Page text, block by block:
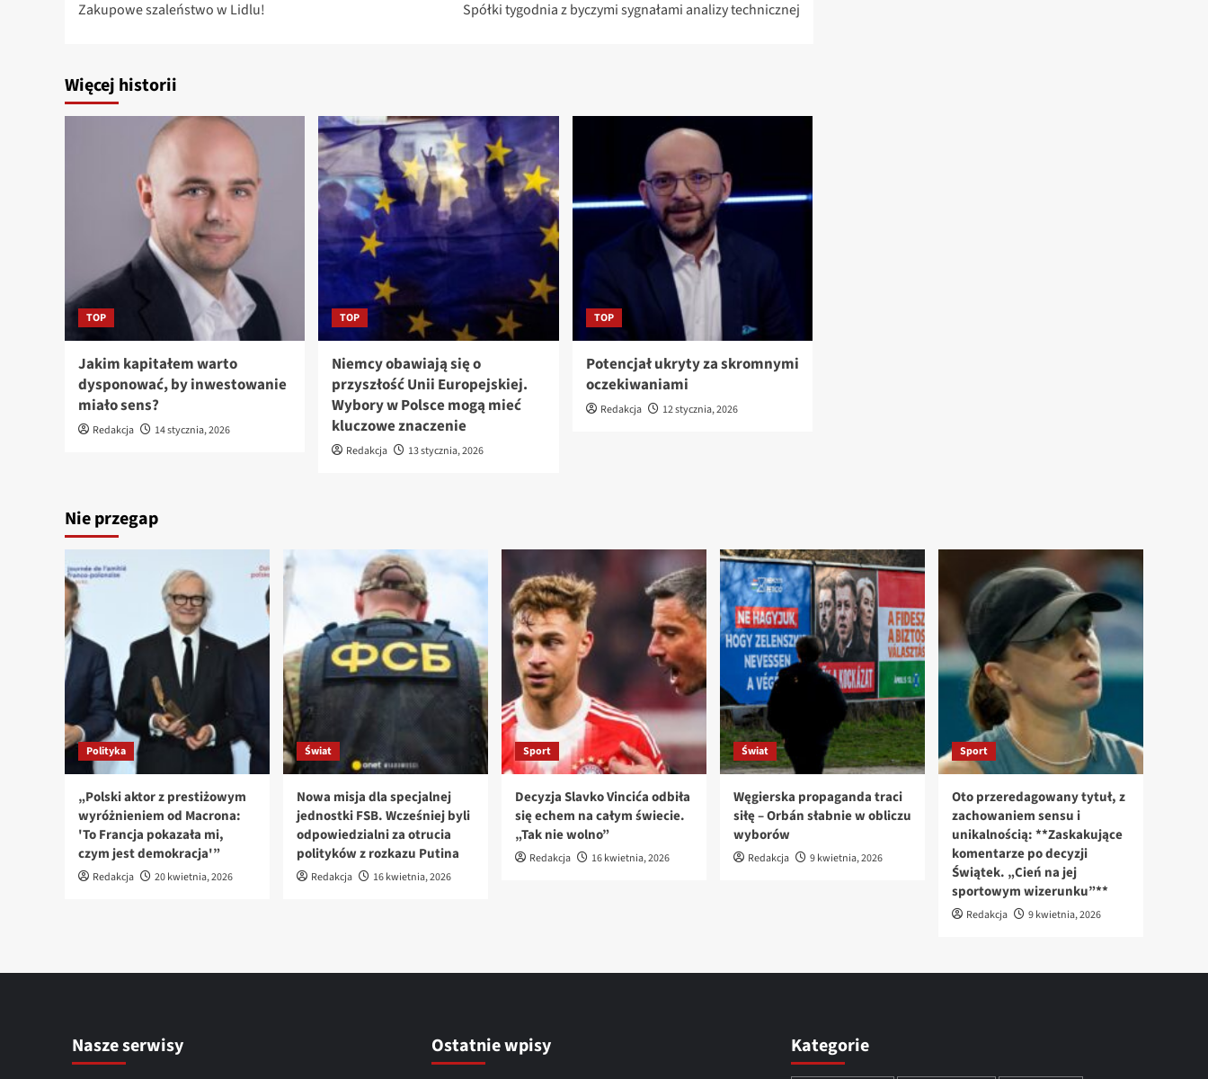
wpisy
Zakupowe szaleństwo w Lidlu!
Spółki tygodnia z byczymi sygnałami analizy technicznej
Więcej historii
TOP
Jakim kapitałem warto
dysponować, by inwestowanie
miało sens?
Redakcja 14 stycznia, 2026
TOP
Niemcy obawiają się o
przyszłość Unii Europejskiej.
Wybory w Polsce mogą mieć
kluczowe znaczenie
Redakcja 13 stycznia, 2026
TOP
Potencjał ukryty za skromnymi
oczekiwaniami
Redakcja 12 stycznia, 2026
Nie przegap
Polityka
„Polski aktor z prestiżowym
wyróżnieniem od Macrona:
'To Francja pokazała mi,
czym jest demokracja'”
Redakcja 20 kwietnia, 2026
Świat
Nowa misja dla specjalnej
jednostki FSB. Wcześniej byli
odpowiedzialni za otrucia
polityków z rozkazu Putina
Redakcja 16 kwietnia, 2026
Sport
Decyzja Slavko Vincića odbiła
się echem na całym świecie.
„Tak nie wolno”
Redakcja 16 kwietnia, 2026
Świat
Węgierska propaganda traci
siłę – Orbán słabnie w obliczu
wyborów
Redakcja 9 kwietnia, 2026
Sport
Oto przeredagowany tytuł, z
zachowaniem sensu i
unikalnością: **Zaskakujące
komentarze po decyzji
Świątek. „Cień na jej
sportowym wizerunku”**
Redakcja 9 kwietnia, 2026
Nasze serwisy Ostatnie wpisy Kategorie